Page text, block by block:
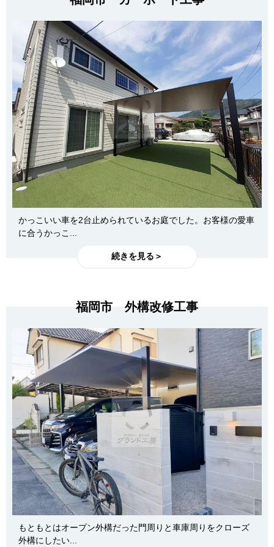
かっこいい車を2台止められているお庭でした。お客様の愛車
に合うかっこ...
続きを見る＞
福岡市 外構改修工事
もともとはオープン外構だった門周りと車庫周りをクローズ
外構にしたい...